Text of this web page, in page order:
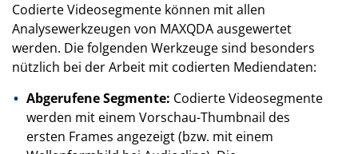
Codierte Videosegmente können mit allen
Analysewerkzeugen von MAXQDA ausgewertet
werden. Die folgenden Werkzeuge sind besonders
nützlich bei der Arbeit mit codierten Mediendaten:
Abgerufene Segmente: Codierte Videosegmente
werden mit einem Vorschau-Thumbnail des
ersten Frames angezeigt (bzw. mit einem